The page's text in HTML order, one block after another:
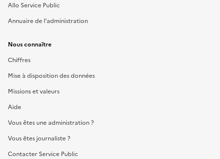
Allo Service Public
Annuaire de l'administration
Nous connaître
Chiffres
Mise à disposition des données
Missions et valeurs
Aide
Vous êtes une administration ?
Vous êtes journaliste ?
Contacter Service Public